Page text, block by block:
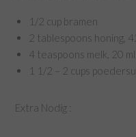
1/2 cup bramen
2 tablespoons honing,
4 teaspoons melk, 20 ml
1 1/2 – 2 cups
Extra Nodig :